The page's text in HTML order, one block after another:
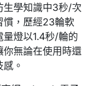
生學知識中3秒/次
慣，歷經23輪軟
燈以1.4秒/輪的
無論在使用時還
。